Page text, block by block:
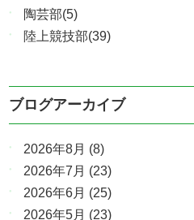
陶芸部(5)
陸上競技部(39)
ブログアーカイブ
2026年8月 (8)
2026年7月 (23)
2026年6月 (25)
2026年5月 (23)